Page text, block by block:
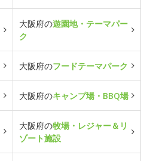
大阪府の遊園地・テーマパー
ク
大阪府のフードテーマパーク
大阪府のキャンプ場・BBQ場
大阪府の牧場・レジャー＆リ
ゾート施設